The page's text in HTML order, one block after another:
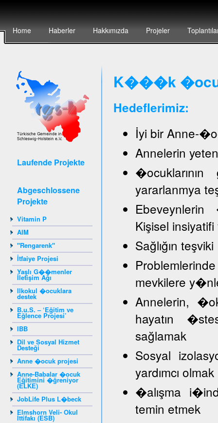
Home Haberler Hakkımızda Projeler
Laufende Projekte
Abgeschlossene
Projekte
Vitamin P
AIM
"Rengarenk"
İtfaiye Projesi
Yaşlı G��menler
İletişim Ağı
Ilkokul �ocuklara
destek
B.u.S. – ‘Eğitim ve
Eğlence Projesi’
IBB
Dil ve Sosyal Hizmet
Desteği
Anne �ocuk projesi
Anne-Babalar �ocuk
Eğitimini �ğreniyor
(ELKE)
JobLife Plus L�beck
Elmshorn Veli- Okul
İttifakı (ESB)
K���k
Hedeflerimiz:
İyi bir Anne-
Annelerin
yararlanmya
Kişisel
Sağlığın teşviki
mevkilere
Annelerin,
hayatın
sağlamak
Sosyal
yardımcı olmak
�alışma
temin etmek